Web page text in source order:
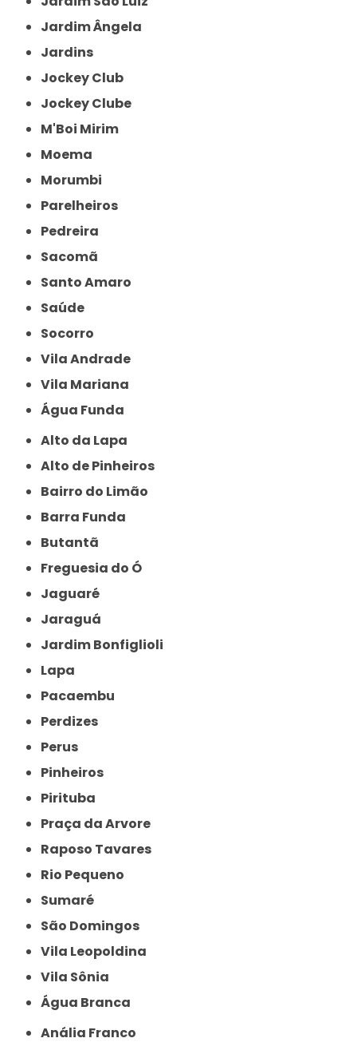
Jardim Ângela
Jardins
Jockey Club
Jockey Clube
M'Boi Mirim
Moema
Morumbi
Parelheiros
Pedreira
Sacomã
Santo Amaro
Saúde
Socorro
Vila Andrade
Vila Mariana
Água Funda
Alto da Lapa
Alto de Pinheiros
Bairro do Limão
Barra Funda
Butantã
Freguesia do Ó
Jaguaré
Jaraguá
Jardim Bonfiglioli
Lapa
Pacaembu
Perdizes
Perus
Pinheiros
Pirituba
Praça da Arvore
Raposo Tavares
Rio Pequeno
Sumaré
São Domingos
Vila Leopoldina
Vila Sônia
Água Branca
Anália Franco